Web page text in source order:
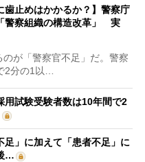
歯止めはかかるか？】警察庁
警察組織の構造改革」 実
が「警察官不足」だ。警察
2分の1以…
用試験受験者数は10年間で2
足」に加えて「患者不足」に
…